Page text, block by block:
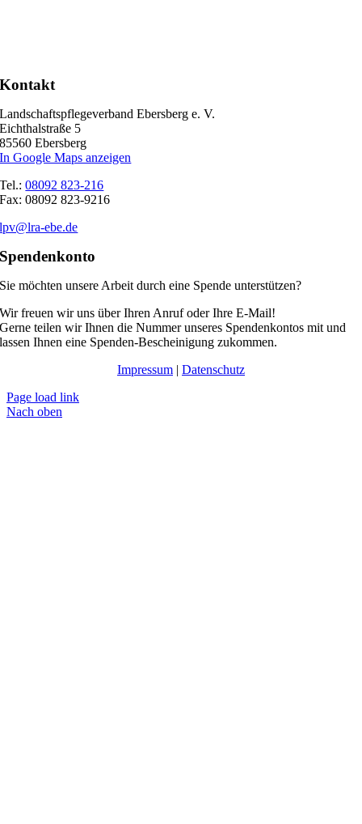
Kontakt
Landschaftspflegeverband Ebersberg e. V.
Eichthalstraße 5
85560 Ebersberg
In Google Maps anzeigen
Tel.:08092 823-216
Fax: 08092 823-9216
lpv@lra-ebe.de
Spendenkonto
Sie möchten unsere Arbeit durch eine Spende unterstützen?
Wir freuen wir uns über Ihren Anruf oder Ihre E-Mail!
Gerne teilen wir Ihnen die Nummer unseres Spendenkontos mit und
lassen Ihnen eine Spenden-Bescheinigung zukommen.
Impressum | Datenschutz
Page load link
Nach oben